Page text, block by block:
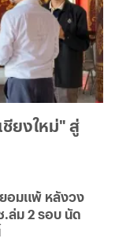
ชียงใหม่" สู่
ยอมแพ้ หลังวง
.ล่ม 2 รอบ นัด